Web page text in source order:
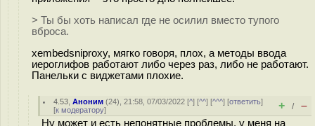
> Ты бы хоть написал где не осилил вместо тупого
вброса.
xembedsniproxy, мягко говоря, плох, а методы ввода
иероглифов работают либо через раз, либо не работают.
Панельки с виджетами плохие.
4.53 ,Аноним (24), 21:58, 07/03/2022 [^] [^^] [^^^] [ответить]
[к модератору] + / –
Ну может и есть непонятные проблемы, у меня на